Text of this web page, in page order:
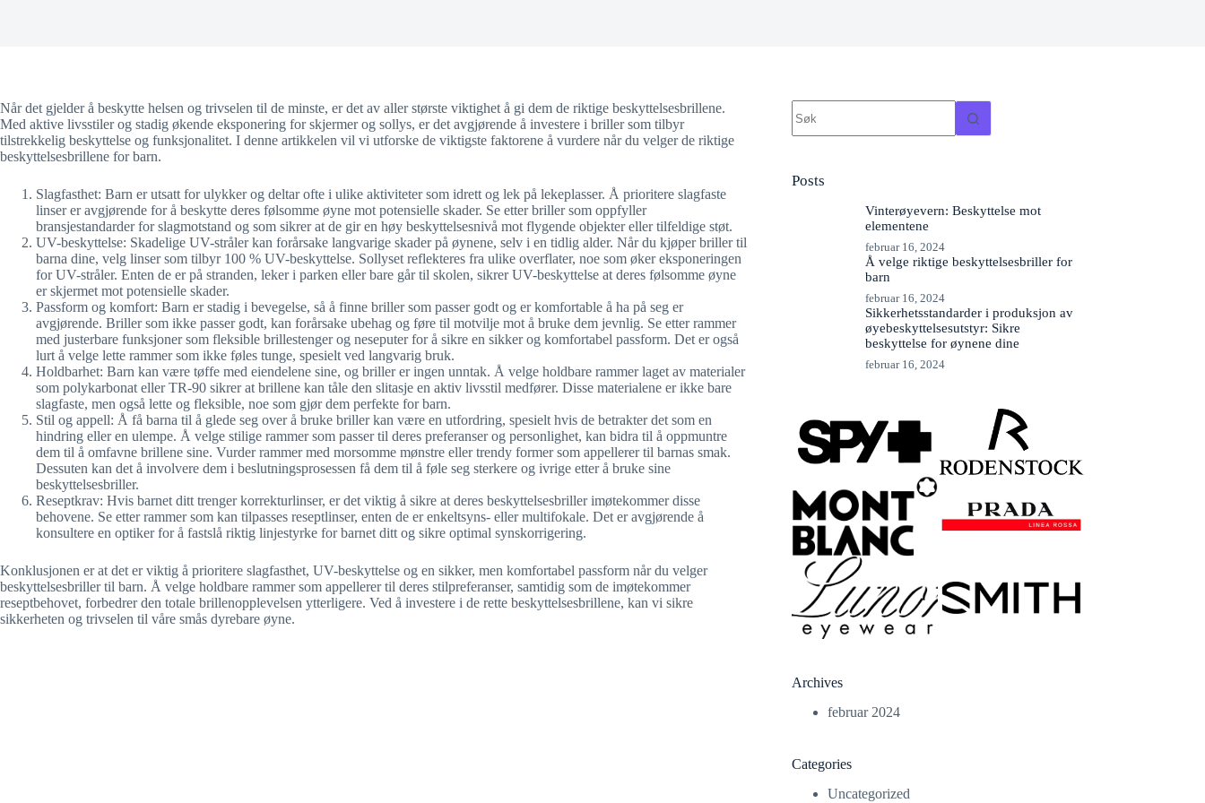
Når det gjelder å beskytte helsen og trivselen til de minste, er det av aller største viktighet å gi dem de riktige beskyttelsesbrillene.
Med aktive livsstiler og stadig økende eksponering for skjermer og sollys, er det avgjørende å investere i briller som tilbyr
tilstrekkelig beskyttelse og funksjonalitet. I denne artikkelen vil vi utforske de viktigste faktorene å vurdere når du velger de riktige
beskyttelsesbrillene for barn.
Slagfasthet: Barn er utsatt for ulykker og deltar ofte i ulike aktiviteter som idrett og lek på lekeplasser. Å prioritere slagfaste
linser er avgjørende for å beskytte deres følsomme øyne mot potensielle skader. Se etter briller som oppfyller
bransjestandarder for slagmotstand og som sikrer at de gir en høy beskyttelsesnivå mot flygende objekter eller tilfeldige støt.
UV-beskyttelse: Skadelige UV-stråler kan forårsake langvarige skader på øynene, selv i en tidlig alder. Når du kjøper briller til
barna dine, velg linser som tilbyr 100 % UV-beskyttelse. Sollyset reflekteres fra ulike overflater, noe som øker eksponeringen
for UV-stråler. Enten de er på stranden, leker i parken eller bare går til skolen, sikrer UV-beskyttelse at deres følsomme øyne
er skjermet mot potensielle skader.
Passform og komfort: Barn er stadig i bevegelse, så å finne briller som passer godt og er komfortable å ha på seg er
avgjørende. Briller som ikke passer godt, kan forårsake ubehag og føre til motvilje mot å bruke dem jevnlig. Se etter rammer
med justerbare funksjoner som fleksible brillestenger og neseputer for å sikre en sikker og komfortabel passform. Det er også
lurt å velge lette rammer som ikke føles tunge, spesielt ved langvarig bruk.
Holdbarhet: Barn kan være tøffe med eiendelene sine, og briller er ingen unntak. Å velge holdbare rammer laget av materialer
som polykarbonat eller TR-90 sikrer at brillene kan tåle den slitasje en aktiv livsstil medfører. Disse materialene er ikke bare
slagfaste, men også lette og fleksible, noe som gjør dem perfekte for barn.
Stil og appell: Å få barna til å glede seg over å bruke briller kan være en utfordring, spesielt hvis de betrakter det som en
hindring eller en ulempe. Å velge stilige rammer som passer til deres preferanser og personlighet, kan bidra til å oppmuntre
dem til å omfavne brillene sine. Vurder rammer med morsomme mønstre eller trendy former som appellerer til barnas smak.
Dessuten kan det å involvere dem i beslutningsprosessen få dem til å føle seg sterkere og ivrige etter å bruke sine
beskyttelsesbriller.
Reseptkrav: Hvis barnet ditt trenger korrekturlinser, er det viktig å sikre at deres beskyttelsesbriller imøtekommer disse
behovene. Se etter rammer som kan tilpasses reseptlinser, enten de er enkeltsyns- eller multifokale. Det er avgjørende å
konsultere en optiker for å fastslå riktig linjestyrke for barnet ditt og sikre optimal synskorrigering.
Konklusjonen er at det er viktig å prioritere slagfasthet, UV-beskyttelse og en sikker, men komfortabel passform når du velger
beskyttelsesbriller til barn. Å velge holdbare rammer som appellerer til deres stilpreferanser, samtidig som de imøtekommer
reseptbehovet, forbedrer den totale brillenopplevelsen ytterligere. Ved å investere i de rette beskyttelsesbrillene, kan vi sikre
sikkerheten og trivselen til våre smås dyrebare øyne.
resultater
Posts
Vinterøyevern: Beskyttelse mot
elementene
februar 16, 2024
Å velge riktige beskyttelsesbriller for
barn
februar 16, 2024
Sikkerhetsstandarder i produksjon av
øyebeskyttelsesutstyr: Sikre
beskyttelse for øynene dine
februar 16, 2024
Archives
februar 2024
Categories
Uncategorized